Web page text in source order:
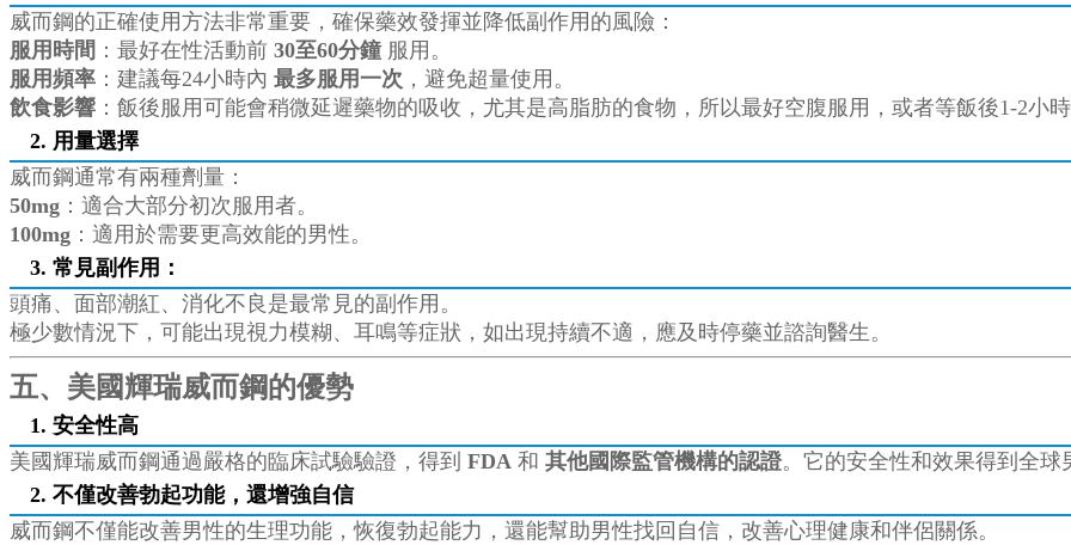
威而鋼的正確使用方法非常重要，確保藥效發揮並降低副作用的風險：
服用時間 ：最好在性活動前 30至60分鐘服用。
服用頻率 ：建議每24小時內 最多服用一次 ，避免超量使用。
飲食影響 ：飯後服用可能會稍微延遲藥物的吸收，尤其是高脂肪的食物，所以最好空腹服用，或者等飯後1-2小時
2. 用量選擇
威而鋼通常有兩種劑量：
50mg ：適合大部分初次服用者。
100mg ：適用於需要更高效能的男性。
3. 常見副作用 ：
頭痛、面部潮紅、消化不良是最常見的副作用。
極少數情況下，可能出現視力模糊、耳鳴等症狀，如出現持續不適，應及時停藥並諮詢醫生。
五、美國輝瑞威而鋼的優勢
1. 安全性高
美國輝瑞威而鋼通過嚴格的臨床試驗驗證，得到 FDA 和 其他國際監管機構的認證。它的安全性和效果得到全球
2. 不僅改善勃起功能，還增強自信
威而鋼不僅能改善男性的生理功能，恢復勃起能力，還能幫助男性找回自信，改善心理健康和伴侶關係。